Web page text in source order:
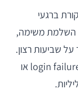
ברגעי
השלמת משימה,
שביעות רצון.
לעומת זאת, prompt לביקורת אחרי login failure או